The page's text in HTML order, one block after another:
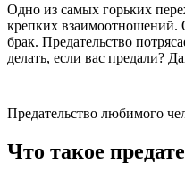
Одно из самых горьких
крепких взаимоотношений.
брак. Предательство
делать, если вас предали?
Предательство любимого
Что такое